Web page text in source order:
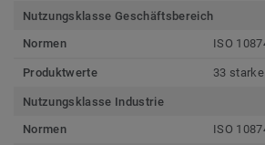
Nutzungsklasse Geschäftsbereich
Normen
ISO
Produktwerte 33
Nutzungsklasse Industrie
Normen
ISO